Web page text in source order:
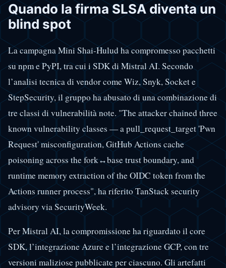
Quando la firma SLSA diventa un
blind spot
La campagna Mini Shai-Hulud ha compromesso pacchetti
su npm e PyPI, tra cui i SDK di Mistral AI. Secondo
l’analisi tecnica di vendor come Wiz, Snyk, Socket e
StepSecurity, il gruppo ha abusato di una combinazione di
tre classi di vulnerabilità note. "The attacker chained three
known vulnerability classes — a pull_request_target 'Pwn
Request' misconfiguration, GitHub Actions cache
poisoning across the fork↔base trust boundary, and
runtime memory extraction of the OIDC token from the
Actions runner process", ha riferito TanStack security
advisory via SecurityWeek.
Per Mistral AI, la compromissione ha riguardato il core
SDK, l’integrazione Azure e l’integrazione GCP, con tre
versioni maliziose pubblicate per ciascuno. Gli artefatti